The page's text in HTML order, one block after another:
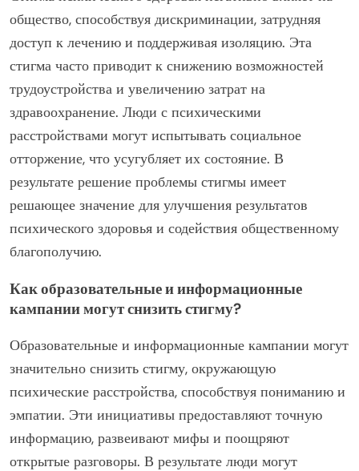
осведомлённости о психических расстройствах
помогает развеять мифы и заблуждения. Участие в
обсуждениях может способствовать эмпатии и
пониманию, создавая поддерживающую среду.
Адвокация за ресурсы психического здоровья также
играет критическую роль в нормализации
обсуждений о психическом здоровье. В результате
сообщества могут создать безопасные пространства,
где люди чувствуют себя комфортно, обращаясь за
помощью.
Каковы социальные последствия стигмы
психического здоровья?
Стигма психического здоровья негативно влияет на
общество, способствуя дискриминации, затрудняя
доступ к лечению и поддерживая изоляцию. Эта
стигма часто приводит к снижению возможностей
трудоустройства и увеличению затрат на
здравоохранение. Люди с психическими
расстройствами могут испытывать социальное